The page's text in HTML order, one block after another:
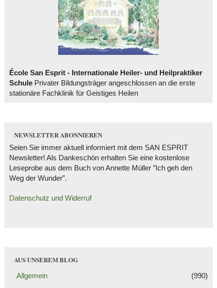
École San Esprit - Internationale Heiler- und Heilpraktiker
SchulePrivater Bildungsträger angeschlossen an die erste
stationäre Fachklinik für Geistiges Heilen
NEWSLETTER ABONNIEREN
Seien Sie immer aktuell informiert mit dem SAN ESPRIT
Newsletter! Als Dankeschön erhalten Sie eine kostenlose
Leseprobe aus dem Buch von Annette Müller ”Ich geh den
Weg der Wunder”.
Datenschutz und Widerruf
AUS UNSEREM BLOG
Allgemein (990)